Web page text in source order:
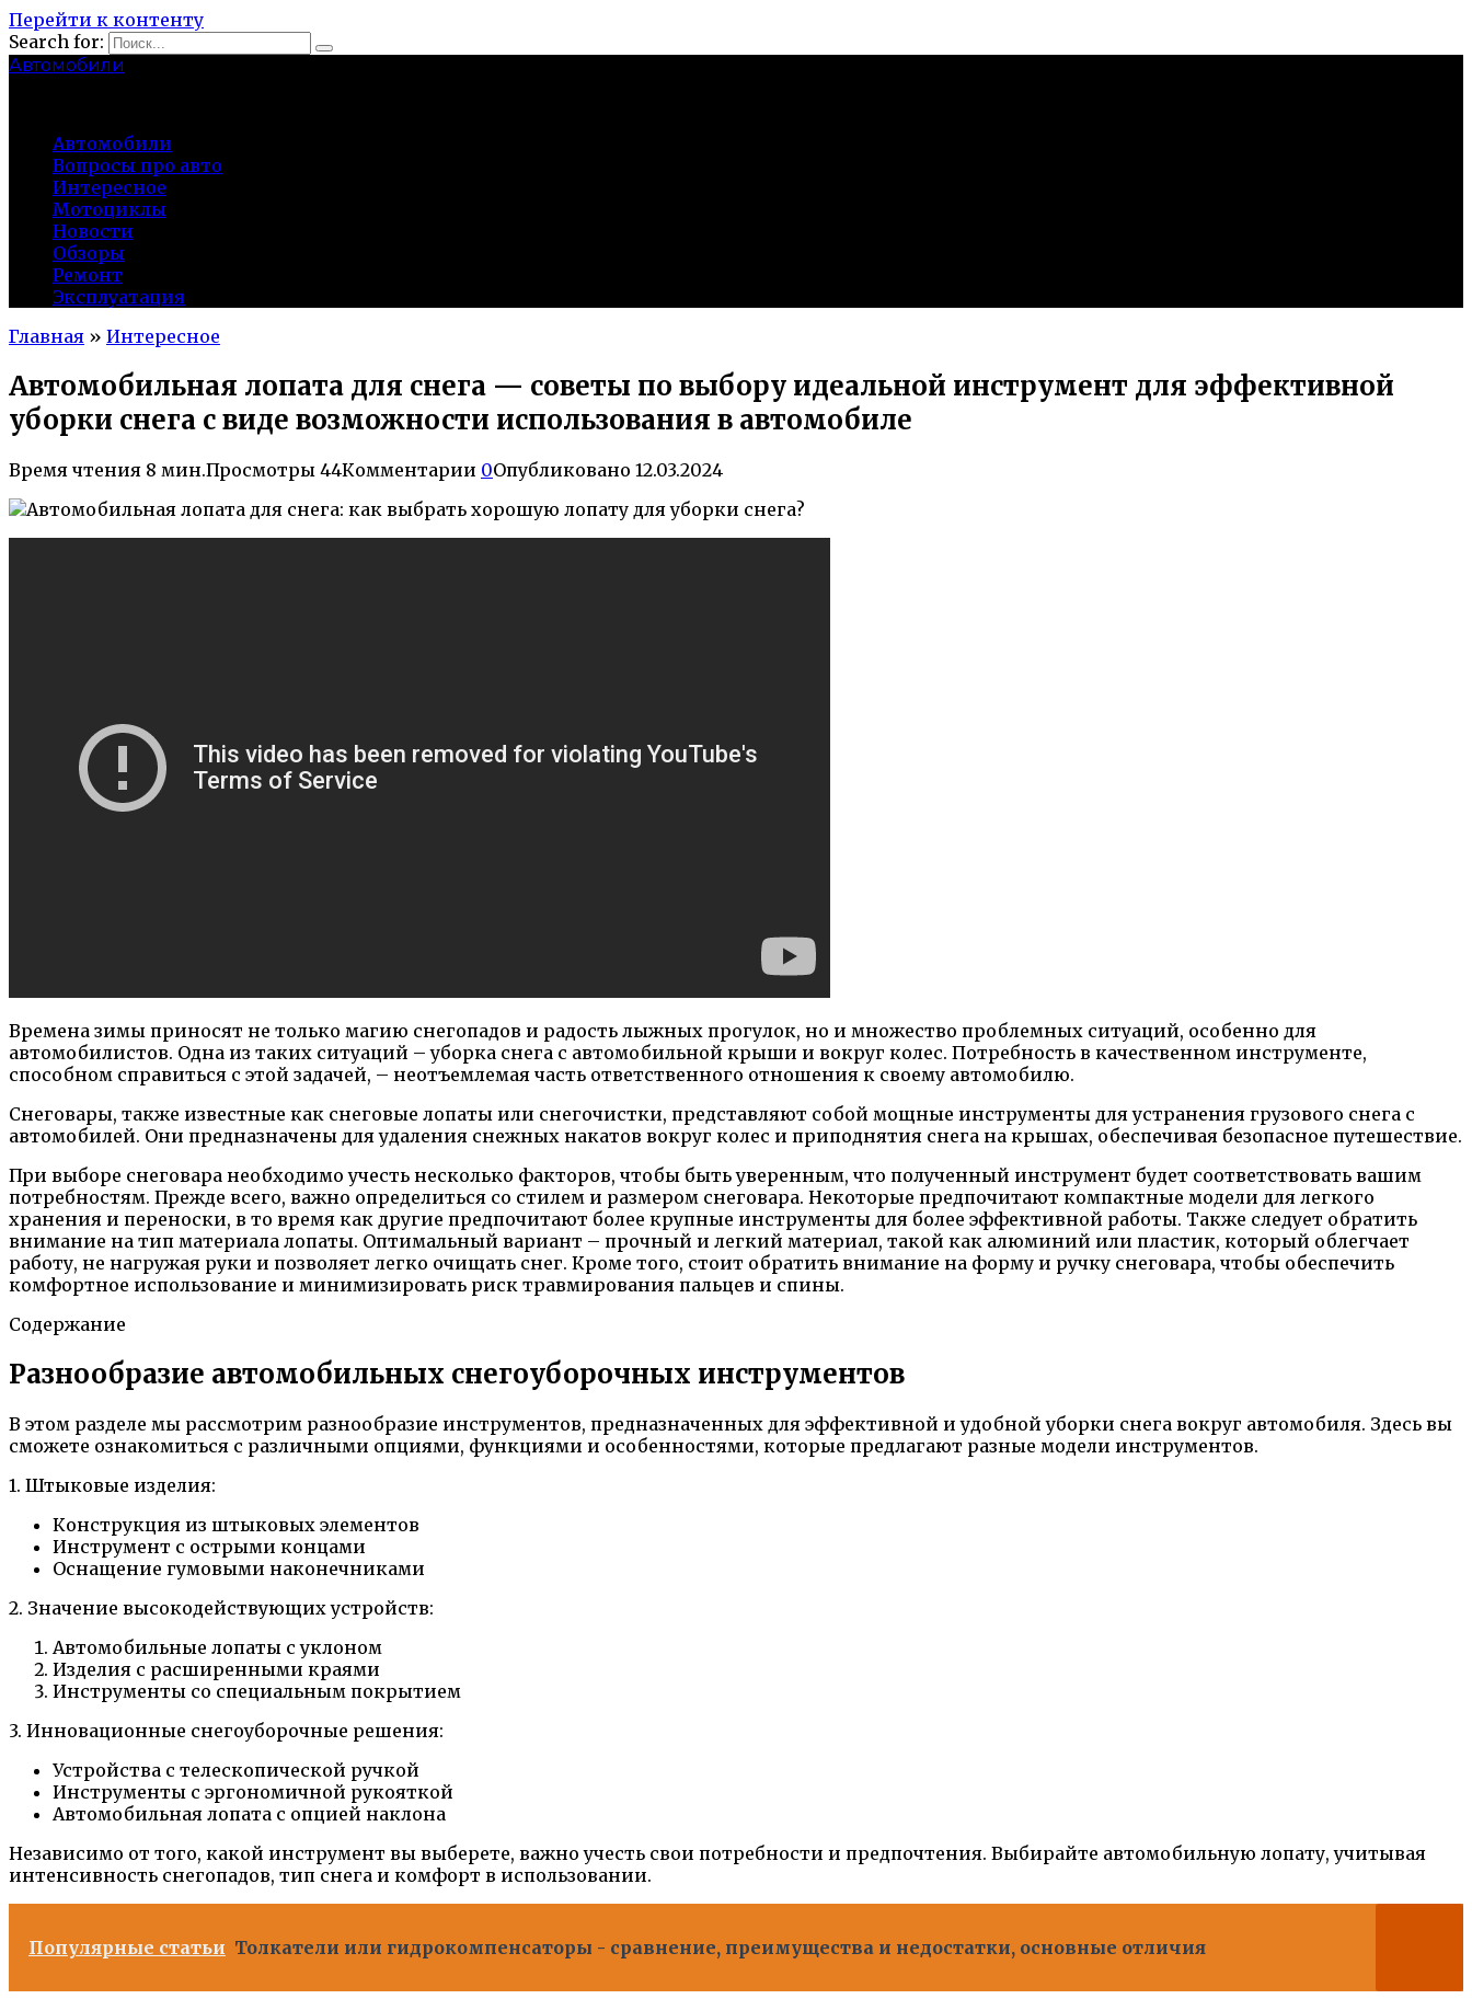
Перейти к контенту
Search for:
Автомобили
Автомобили
Вопросы про авто
Интересное
Мотоциклы
Новости
Обзоры
Ремонт
Эксплуатация
Главная » Интересное
Автомобильная лопата для снега — советы по выбору идеальной инструмент для эффективной
уборки снега с виде возможности использования в автомобиле
Время чтения 8 мин.Просмотры 44Комментарии 0Опубликовано 12.03.2024
Времена зимы приносят не только магию снегопадов и радость лыжных прогулок, но и множество проблемных ситуаций, особенно для
автомобилистов. Одна из таких ситуаций – уборка снега с автомобильной крыши и вокруг колес. Потребность в качественном инструменте,
способном справиться с этой задачей, – неотъемлемая часть ответственного отношения к своему автомобилю.
Снеговары, также известные как снеговые лопаты или снегочистки, представляют собой мощные инструменты для устранения грузового снега с
автомобилей. Они предназначены для удаления снежных накатов вокруг колес и приподнятия снега на крышах, обеспечивая безопасное путешествие.
При выборе снеговара необходимо учесть несколько факторов, чтобы быть уверенным, что полученный инструмент будет соответствовать вашим
потребностям. Прежде всего, важно определиться со стилем и размером снеговара. Некоторые предпочитают компактные модели для легкого
хранения и переноски, в то время как другие предпочитают более крупные инструменты для более эффективной работы. Также следует обратить
внимание на тип материала лопаты. Оптимальный вариант – прочный и легкий материал, такой как алюминий или пластик, который облегчает
работу, не нагружая руки и позволяет легко очищать снег. Кроме того, стоит обратить внимание на форму и ручку снеговара, чтобы обеспечить
комфортное использование и минимизировать риск травмирования пальцев и спины.
Содержание
Разнообразие автомобильных снегоуборочных инструментов
В этом разделе мы рассмотрим разнообразие инструментов, предназначенных для эффективной и удобной уборки снега вокруг автомобиля. Здесь вы
сможете ознакомиться с различными опциями, функциями и особенностями, которые предлагают разные модели инструментов.
1. Штыковые изделия:
Конструкция из штыковых элементов
Инструмент с острыми концами
Оснащение гумовыми наконечниками
2. Значение высокодействующих устройств:
Автомобильные лопаты с уклоном
Изделия с расширенными краями
Инструменты со специальным покрытием
3. Инновационные снегоуборочные решения:
Устройства с телескопической ручкой
Инструменты с эргономичной рукояткой
Автомобильная лопата с опцией наклона
Независимо от того, какой инструмент вы выберете, важно учесть свои потребности и предпочтения. Выбирайте автомобильную лопату, учитывая
интенсивность снегопадов, тип снега и комфорт в использовании.
Популярные статьи Толкатели или гидрокомпенсаторы - сравнение, преимущества и недостатки, основные отличия